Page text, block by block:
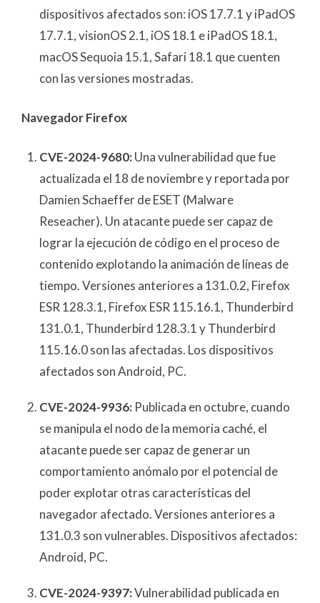
dispositivos afectados son: iOS 17.7.1 y iPadOS
17.7.1, visionOS 2.1, iOS 18.1 e iPadOS 18.1,
macOS Sequoia 15.1, Safari 18.1 que cuenten
con las versiones mostradas.
Navegador Firefox
CVE-2024-9680:Una vulnerabilidad que fue
actualizada el 18 de noviembre y reportada por
Damien Schaeffer de ESET (Malware
Reseacher). Un atacante puede ser capaz de
lograr la ejecución de código en el proceso de
contenido explotando la animación de líneas de
tiempo. Versiones anteriores a 131.0.2, Firefox
ESR 128.3.1, Firefox ESR 115.16.1, Thunderbird
131.0.1, Thunderbird 128.3.1 y Thunderbird
115.16.0 son las afectadas. Los dispositivos
afectados son Android, PC.
CVE-2024-9936: Publicada en octubre, cuando
se manipula el nodo de la memoria caché, el
atacante puede ser capaz de generar un
comportamiento anómalo por el potencial de
poder explotar otras características del
navegador afectado. Versiones anteriores a
131.0.3 son vulnerables. Dispositivos afectados:
Android, PC.
CVE-2024-9397:Vulnerabilidad publicada en